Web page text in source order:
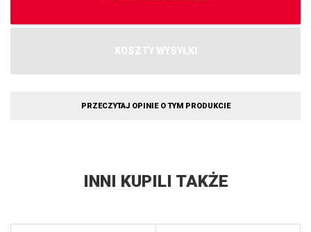
KOSZTY WYSYŁKI
PRZECZYTAJ OPINIE O TYM PRODUKCIE
INNI KUPILI TAKŻE